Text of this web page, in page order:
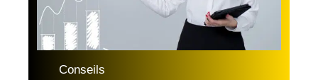
Conseils